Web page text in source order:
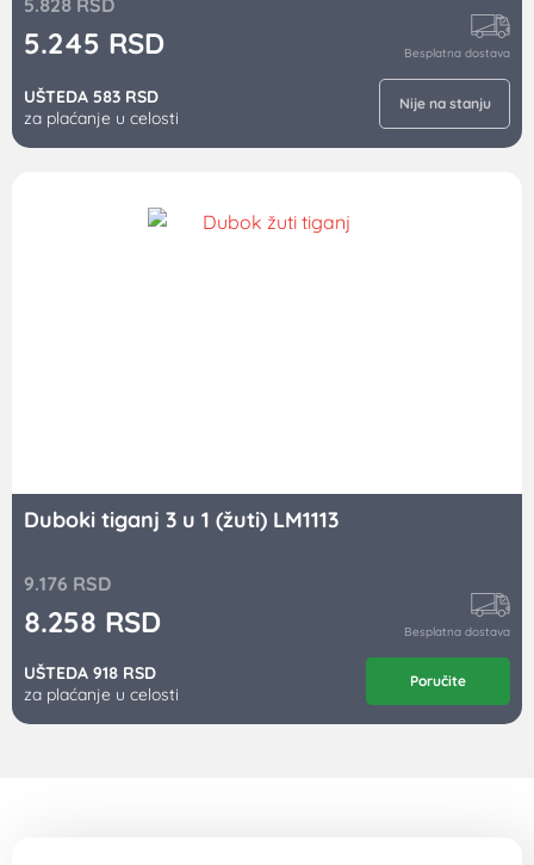
5.245 RSD Besplatna dostava
UŠTEDA 583 RSD
za plaćanje u celosti
Nije na stanju
Duboki tiganj 3 u 1 (žuti) LM1113
9.176 RSD
8.258 RSD Besplatna dostava
UŠTEDA 918 RSD
za plaćanje u celosti
Poručite